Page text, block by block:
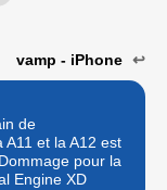
vamp - iPhone ↩
de
et la A12 est
pour la
Engine XD